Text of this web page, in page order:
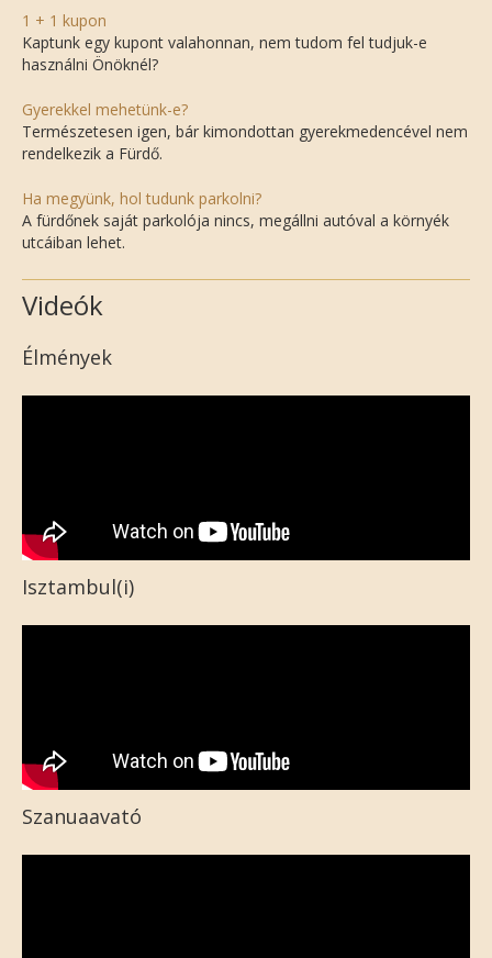
1 + 1 kupon
Kaptunk egy kupont valahonnan, nem tudom fel tudjuk-e
használni Önöknél?
Gyerekkel mehetünk-e?
Természetesen igen, bár kimondottan gyerekmedencével nem
rendelkezik a Fürdő.
Ha megyünk, hol tudunk parkolni?
A fürdőnek saját parkolója nincs, megállni autóval a környék
utcáiban lehet.
Videók
Élmények
Isztambul(i)
Szanuaavató